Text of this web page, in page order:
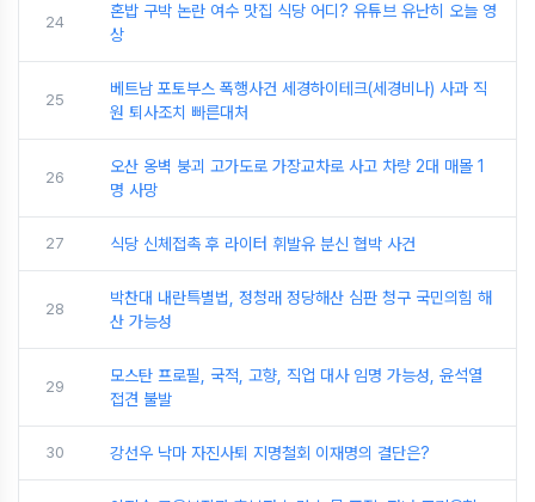
24
혼밥 구박 논란 여수 맛집 식당 어디? 유튜브 유난히 오늘 영
상
25
베트남 포토부스 폭행사건 세경하이테크(세경비나) 사과 직
원 퇴사조치 빠른대처
26
오산 옹벽 붕괴 고가도로 가장교차로 사고 차량 2대 매몰 1
명 사망
27 식당 신체접촉 후 라이터 휘발유 분신 협박 사건
28
박찬대 내란특별법, 정청래 정당해산 심판 청구 국민의힘 해
산 가능성
29
모스탄 프로필, 국적, 고향, 직업 대사 임명 가능성, 윤석열
접견 불발
30 강선우 낙마 자진사퇴 지명철회 이재명의 결단은?